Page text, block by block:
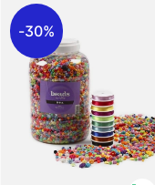
30%